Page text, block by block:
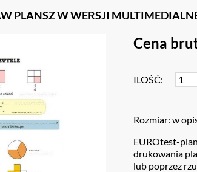
PLANSZ W WERSJI
Cena
ILOŚĆ:
Rozmiar: w
EUROtest-
drukowania
lub poprzez